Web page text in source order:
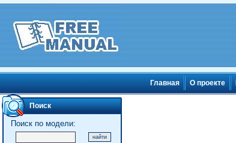
Главная О проекте
Поиск
Поиск по модели: